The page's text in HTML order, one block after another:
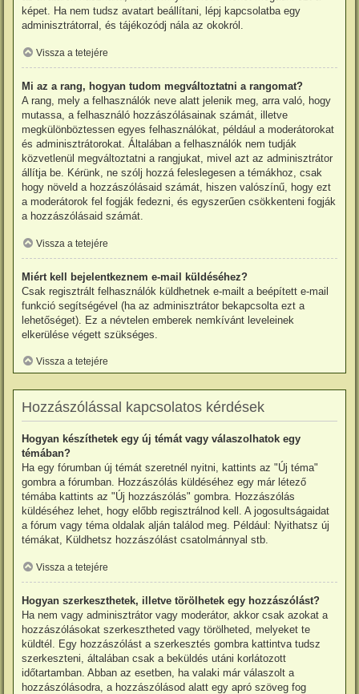
képet. Ha nem tudsz avatart beállítani, lépj kapcsolatba egy
adminisztrátorral, és tájékozódj nála az okokról.
Vissza a tetejére
Mi az a rang, hogyan tudom megváltoztatni a rangomat?
A rang, mely a felhasználók neve alatt jelenik meg, arra való, hogy
mutassa, a felhasználó hozzászólásainak számát, illetve
megkülönböztessen egyes felhasználókat, például a moderátorokat
és adminisztrátorokat. Általában a felhasználók nem tudják
közvetlenül megváltoztatni a rangjukat, mivel azt az adminisztrátor
állítja be. Kérünk, ne szólj hozzá feleslegesen a témákhoz, csak
hogy növeld a hozzászólásaid számát, hiszen valószínű, hogy ezt
a moderátorok fel fogják fedezni, és egyszerűen csökkenteni fogják
a hozzászólásaid számát.
Vissza a tetejére
Miért kell bejelentkeznem e-mail küldéséhez?
Csak regisztrált felhasználók küldhetnek e-mailt a beépített e-mail
funkció segítségével (ha az adminisztrátor bekapcsolta ezt a
lehetőséget). Ez a névtelen emberek nemkívánt leveleinek
elkerülése végett szükséges.
Vissza a tetejére
Hozzászólással kapcsolatos kérdések
Hogyan készíthetek egy új témát vagy válaszolhatok egy
témában?
Ha egy fórumban új témát szeretnél nyitni, kattints az "Új téma"
gombra a fórumban. Hozzászólás küldéséhez egy már létező
témába kattints az "Új hozzászólás" gombra. Hozzászólás
küldéséhez lehet, hogy előbb regisztrálnod kell. A jogosultságaidat
a fórum vagy téma oldalak alján találod meg. Például: Nyithatsz új
témákat, Küldhetsz hozzászólást csatolmánnyal stb.
Vissza a tetejére
Hogyan szerkeszthetek, illetve törölhetek egy hozzászólást?
Ha nem vagy adminisztrátor vagy moderátor, akkor csak azokat a
hozzászólásokat szerkesztheted vagy törölheted, melyeket te
küldtél. Egy hozzászólást a szerkesztés gombra kattintva tudsz
szerkeszteni, általában csak a beküldés utáni korlátozott
időtartamban. Abban az esetben, ha valaki már válaszolt a
hozzászólásodra, a hozzászólásod alatt egy apró szöveg fog